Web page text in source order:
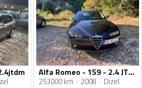
Alfa Romeo - 159 - 2.4 JTDM
253000 km 2008 Dizel